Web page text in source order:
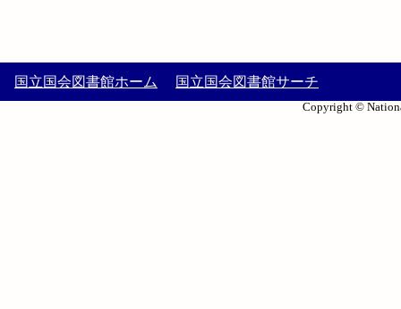
国立国会図書館ホーム 国立国会図書館サーチ
Copyright ©